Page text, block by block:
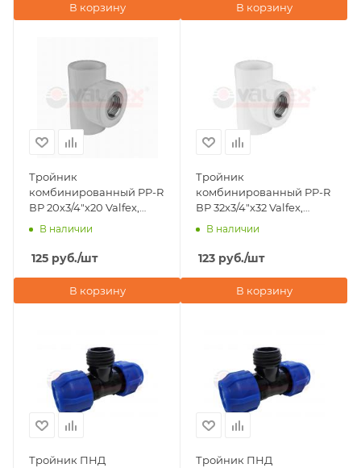
В корзину В корзину
Тройник
комбинированный PP-R
ВР 20х3/4"х20 Valfex,
серый
В наличии
125 руб./шт
В корзину
Тройник
комбинированный PP-R
ВР 32х3/4"х32 Valfex,
белый
В наличии
123 руб./шт
В корзину
Тройник ПНД
Тройник ПНД